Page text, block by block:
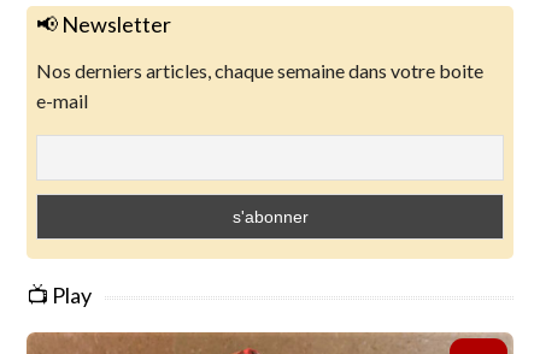
📢 Newsletter
Nos derniers articles, chaque semaine dans votre boite
e-mail
📺 Play